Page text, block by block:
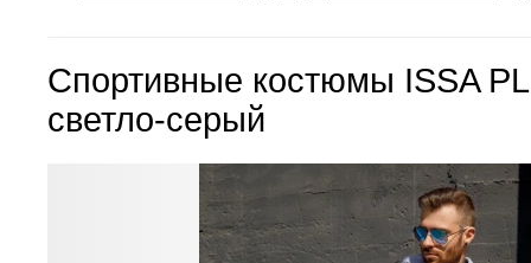
Спортивные костюмы ISSA
светло-серый